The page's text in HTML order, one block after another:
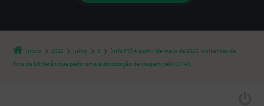
Início 2022 julho 5
[info PT] A partir de maio de 2023, visitantes de
fora da UE terão que pedir uma autorização de viagem pelo ETIAS